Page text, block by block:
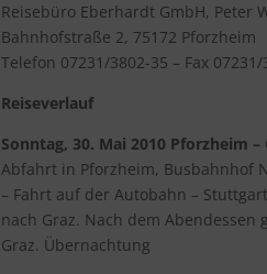
Reisebüro Eberhardt GmbH, Peter
Bahnhofstraße 2, 75172 Pforzheim
Telefon 07231/3802-35 – Fax 07231/
Reiseverlauf
Sonntag, 30. Mai 2010 Pforzheim –
Abfahrt in Pforzheim, Busbahnhof
– Fahrt auf der Autobahn –
nach Graz. Nach dem
Graz. Übernachtung